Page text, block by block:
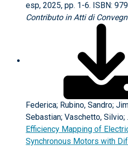
esp, 2025, pp. 1-6. ISBN:
Contributo in Atti di
Federica; Rubino, Sandro;
Sebastian; Vaschetto, Silvio;
Efficiency Mapping of
Synchronous Motors with